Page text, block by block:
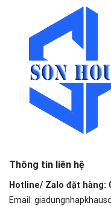
Thông tin liên hệ
Hotline/ Zalo đặt hàng:
Email: